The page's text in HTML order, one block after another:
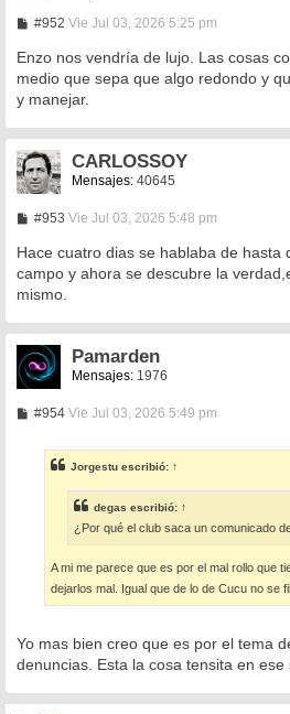
#952M
n
a
j
Vie Jul 03, 2026 5:25 pm
Enzo nos vendría de lujo. Las cosas
medio que sepa que algo redondo y
y manejar.
CARLOSSOY
Mensajes: 40645
#953M
n
a
Vie Jul 03, 2026 5:48 pm
Hace cuatro dias se hablaba de hasta
campo y ahora se descubre la
mismo.
Pamarden
Mensajes: 1976
#954M
s
a
Vie Jul 03, 2026 5:49 pm
Jorgestu escribió: ↑
degas escribió: ↑
¿Por qué el club saca un comunicado
A mi me parece que es por el mal rollo que
dejarlos mal. Igual que de lo de Cucu no se
Yo mas bien creo que es por el tema
denuncias. Esta la cosa tensita en ese